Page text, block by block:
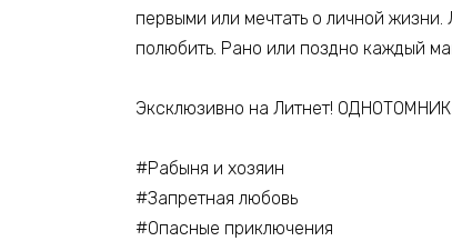
первыми или мечтать о личной
полюбить. Рано или поздно каждый
Эксклюзивно на Литнет!
#Рабыня и хозяин
#Запретная любовь
#Опасные приключения